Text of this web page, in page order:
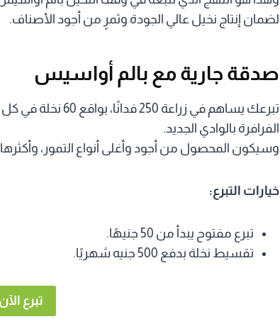
لضمان إنتاج نخيل عالي الجودة وثمرٍ من أجود الأصناف.
صدقة جارية مع بالم أواسيس
الفرافرة بالوادي الجديد.
وسيكون المحصول من أجود وأغلى أنواع التمور، وأكثرها قيمة
خيارات التبرع:
تبرع مفتوح يبدأ من 50 جنيهًا.
تقسيط نخلة بدفع 500 جنيه شهريًا.
تبرع الآن